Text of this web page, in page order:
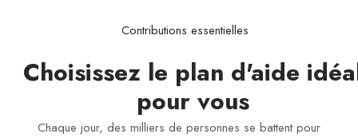
Contributions essentielles
Choisissez le plan d'aide
pour vous
Chaque jour, des milliers de personnes se battent pour